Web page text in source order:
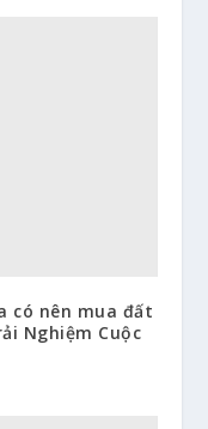
có nên mua đất
Nghiệm Cuộc